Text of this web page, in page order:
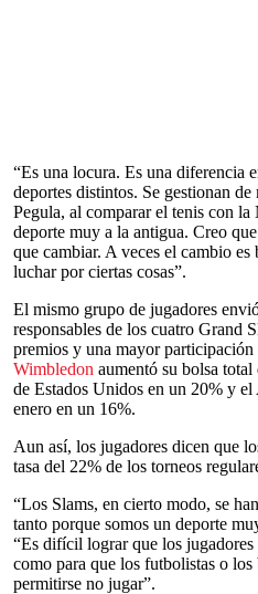
“Es una locura. Es una diferencia
deportes distintos. Se gestionan
Pegula, al comparar el tenis con
deporte muy a la antigua. Creo
que cambiar. A veces el cambio
luchar por ciertas cosas”.
El mismo grupo de jugadores
responsables de los cuatro Grand
premios y una mayor participación
Wimbledon aumentó su bolsa
de Estados Unidos en un 20% y
enero en un 16%.
Aun así, los jugadores dicen que
tasa del 22% de los torneos
“Los Slams, en cierto modo, se
tanto porque somos un deporte
“Es difícil lograr que los
como para que los futbolistas o los
permitirse no jugar”.